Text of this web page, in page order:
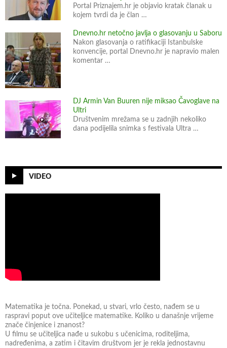
Portal Priznajem.hr je objavio kratak članak u
kojem tvrdi da je član …
Dnevno.hr netočno javlja o glasovanju u Saboru
Nakon glasovanja o ratifikaciji Istanbulske
konvencije, portal Dnevno.hr je napravio malen
komentar …
DJ Armin Van Buuren nije miksao Čavoglave na
Ultri
Društvenim mrežama se u zadnjih nekoliko
dana podijelila snimka s festivala Ultra …
VIDEO
Matematika je točna. Ponekad, u stvari, vrlo često, nađem se u
raspravi poput ove učiteljice matematike. Koliko u današnje vrijeme
znače činjenice i znanost?
U filmu se učiteljica nađe u sukobu s učenicima, roditeljima,
nadređenima, a zatim i čitavim društvom jer je rekla jednostavnu